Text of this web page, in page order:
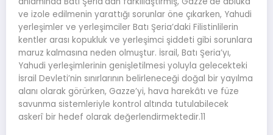
ve izole edilmenin yarattığı sorunlar öne çıkarken, Yahudi
yerleşimler ve yerleşimciler Batı Şeria’daki Filistinlilerin
kentler arası kopukluk ve yerleşimci şiddeti gibi sorunlara
maruz kalmasına neden olmuştur. İsrail, Batı Şeria’yı,
Yahudi yerleşimlerinin genişletilmesi yoluyla gelecekteki
İsrail Devleti’nin sınırlarının belirleneceği doğal bir yayılma
alanı olarak görürken, Gazze’yi, hava harekâtı ve füze
savunma sistemleriyle kontrol altında tutulabilecek
askerî bir hedef olarak değerlendirmektedir.11